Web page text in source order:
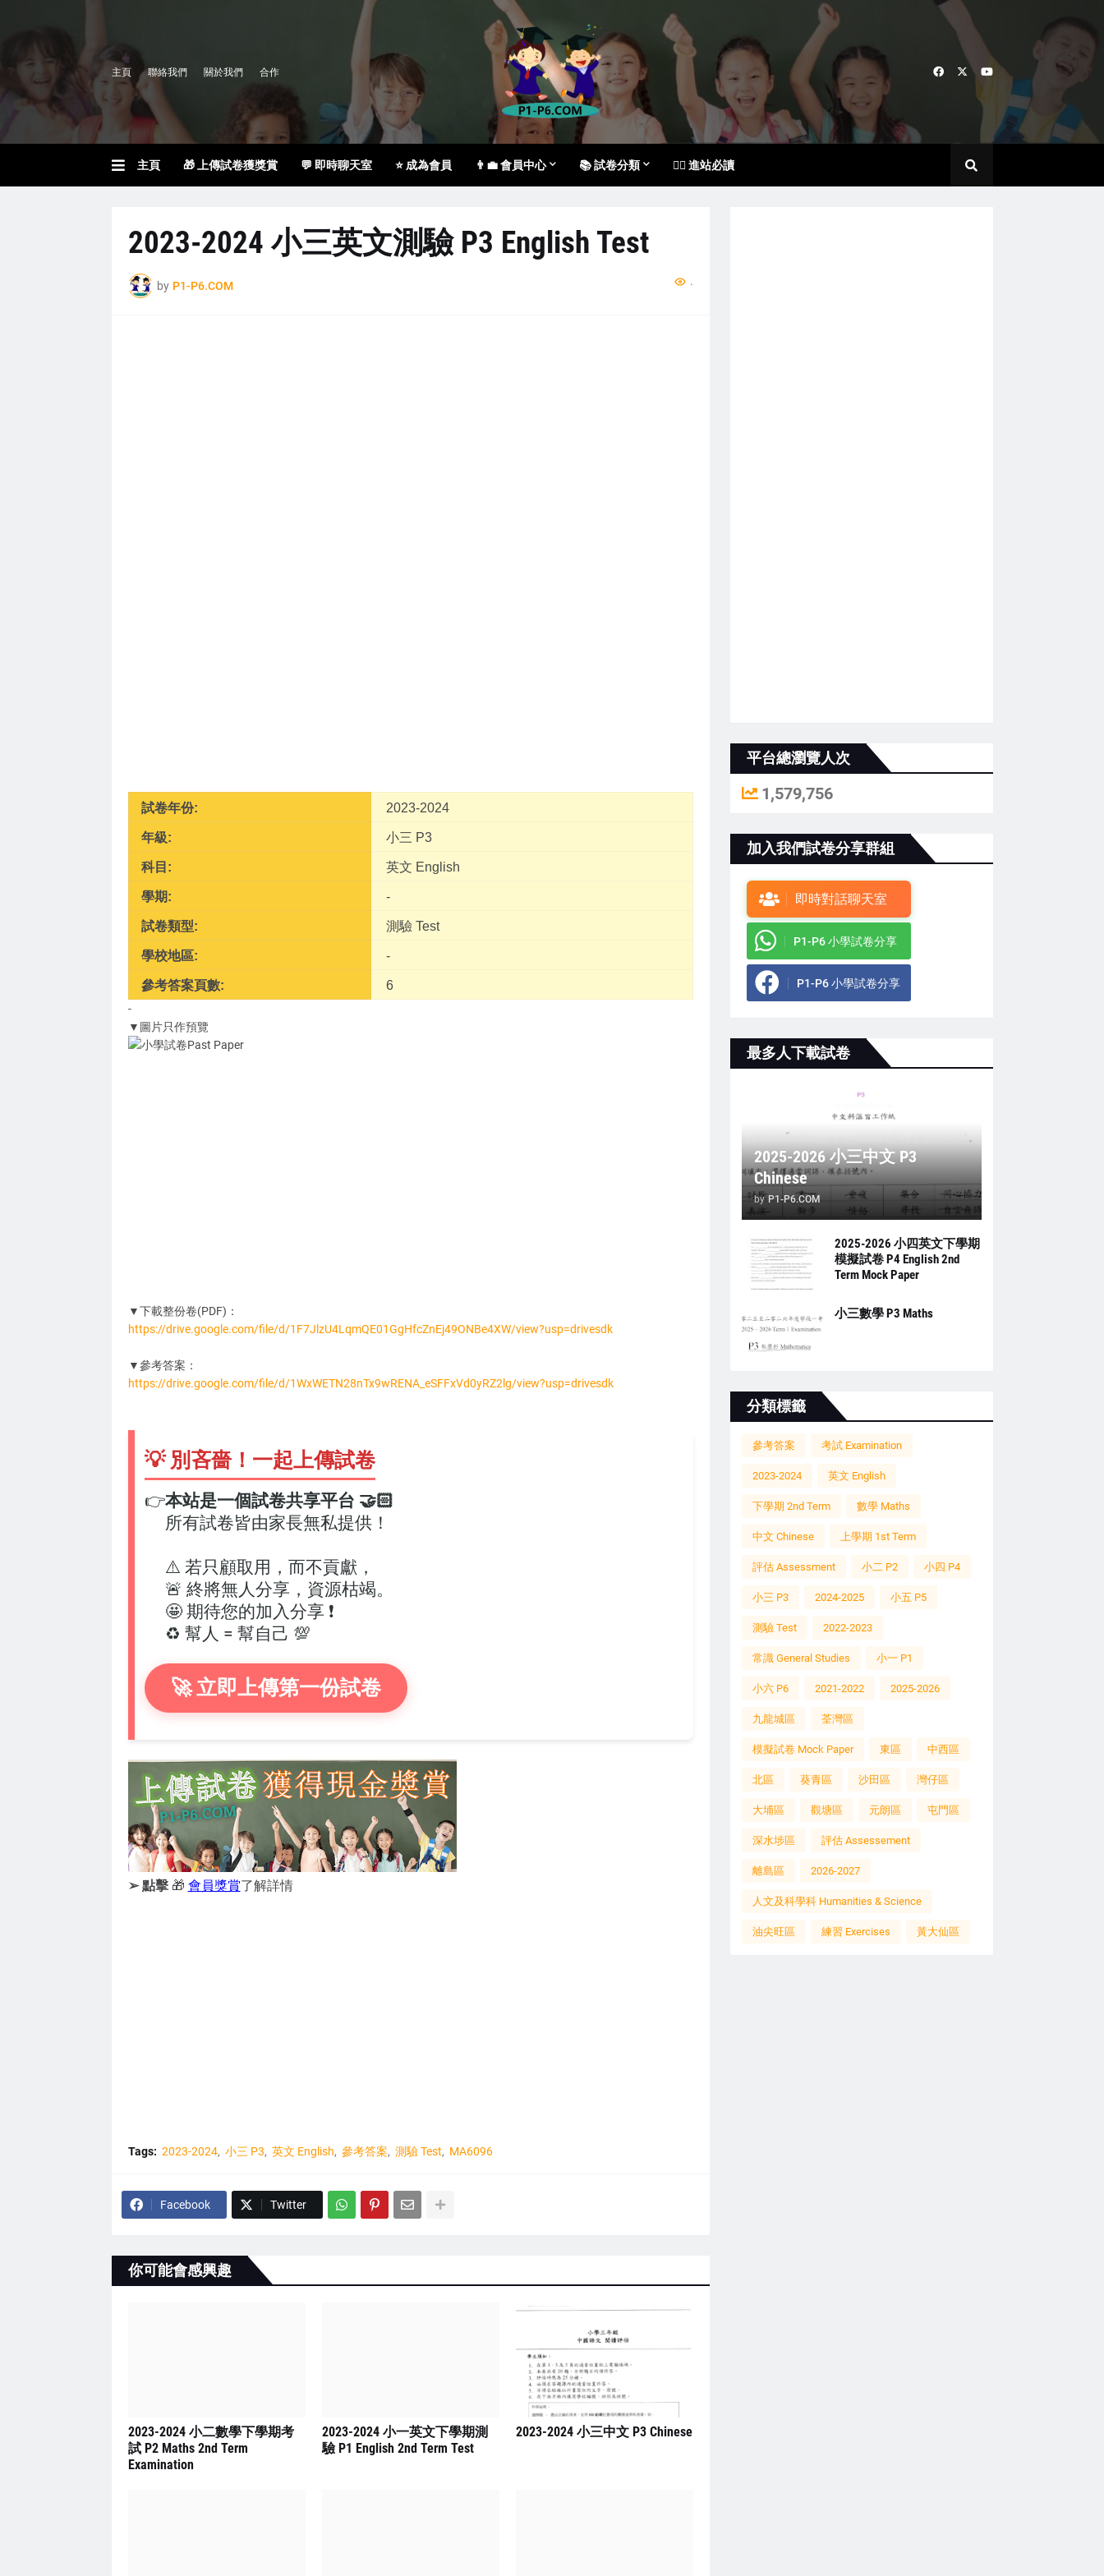
主頁 聯絡我們 關於我們 合作
主頁 🎁 上傳試卷獲獎賞 💬 即時聊天室 ⭐ 成為會員 👨‍💼 會員中心 📚 試卷分類 🙇‍♀️ 進站必讀
2023-2024 小三英文測驗 P3 English Test
by P1-P6.COM ...
試卷年份: 2023-2024
年級: 小三 P3
科目: 英文 English
學期: -
試卷類型: 測驗 Test
學校地區: -
參考答案頁數: 6
-
▼圖片只作預覽
▼下載整份卷(PDF)：
https://drive.google.com/file/d/1F7JlzU4LqmQE01GgHfcZnEj49ONBe4XW/view?usp=drivesdk
▼參考答案：
https://drive.google.com/file/d/1WxWETN28nTx9wRENA_eSFFxVd0yRZ2lg/view?usp=drivesdk
💡 別吝嗇！一起上傳試卷
本站是一個試卷共享平台 🤝🏻
👉
所有試卷皆由家長無私提供！
⚠️ 若只顧取用，而不貢獻，
🚨 終將無人分享，資源枯竭。
🤩 期待您的加入分享 ❗
♻️ 幫人 = 幫自己 💯
🚀 立即上傳第一份試卷
➢ 點擊 🎁 會員獎賞了解詳情
Tags: 2023-2024 小三 P3 英文 English 參考答案 測驗 Test MA6096
Facebook Twitter
你可能會感興趣
2023-2024 小二數學下學期考
試 P2 Maths 2nd Term
Examination
2023-2024 小一英文下學期測
驗 P1 English 2nd Term Test
2023-2024 小三中文 P3 Chinese
平台總瀏覽人次
1,579,756
加入我們試卷分享群組
即時對話聊天室
P1-P6 小學試卷分享
P1-P6 小學試卷分享
最多人下載試卷
2025-2026 小三中文 P3
Chinese
by P1-P6.COM
2025-2026 小四英文下學期
模擬試卷 P4 English 2nd
Term Mock Paper
小三數學 P3 Maths
分類標籤
參考答案 考試 Examination
2023-2024 英文 English
下學期 2nd Term 數學 Maths
中文 Chinese 上學期 1st Term
評估 Assessment 小二 P2 小四 P4
小三 P3 2024-2025 小五 P5
測驗 Test 2022-2023
常識 General Studies 小一 P1
小六 P6 2021-2022 2025-2026
九龍城區 荃灣區
模擬試卷 Mock Paper 東區 中西區
北區 葵青區 沙田區 灣仔區
大埔區 觀塘區 元朗區 屯門區
深水埗區 評估 Assessement
離島區 2026-2027
人文及科學科 Humanities & Science
油尖旺區 練習 Exercises 黃大仙區